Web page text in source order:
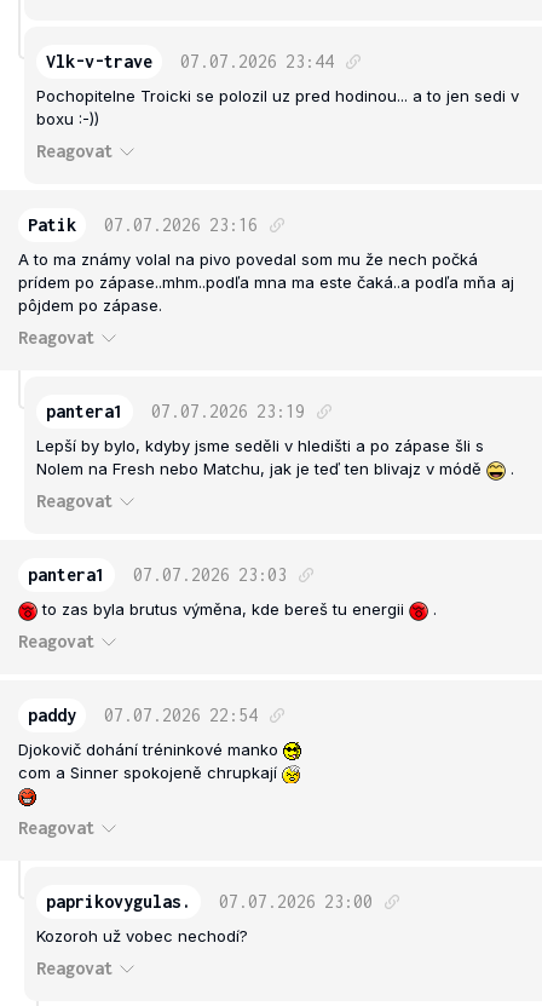
Vlk-v-trave 07.07.2026 23:44
Pochopitelne Troicki se polozil uz pred hodinou... a to jen sedi v
boxu :-))
Reagovat
Patik 07.07.2026 23:16
A to ma známy volal na pivo povedal som mu že nech počká
prídem po zápase..mhm..podľa mna ma este čaká..a podľa mňa aj
pôjdem po zápase.
Reagovat
pantera1 07.07.2026 23:19
Lepší by bylo, kdyby jsme seděli v hledišti a po zápase šli s
Nolem na Fresh nebo Matchu, jak je teď ten blivajz v módě
.
Reagovat
pantera1 07.07.2026 23:03
to zas byla brutus výměna, kde bereš tu energii .
Reagovat
paddy 07.07.2026 22:54
Djokovič dohání tréninkové manko
com a Sinner spokojeně chrupkají
Reagovat
paprikovygulas. 07.07.2026 23:00
Kozoroh už vobec nechodí?
Reagovat